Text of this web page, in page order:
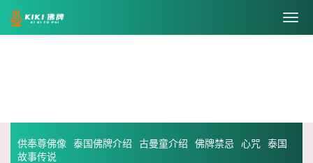
供奉尊佛像 泰国佛牌介绍 古曼童介绍 佛牌禁忌 心咒 泰国
故事传说